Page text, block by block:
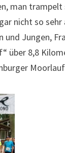
man
nicht so
Jungen,
über 8,8